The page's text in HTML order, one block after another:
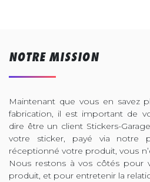
NOTRE MISSION
Maintenant que vous en savez
fabrication, il est important de
dire être un client Stickers-
votre sticker, payé via notre
réceptionné votre produit, vous
Nous restons à vos côtés pour
produit, et pour entretenir la